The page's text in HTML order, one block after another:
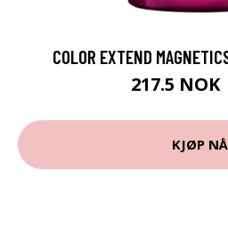
COLOR EXTEND
217.5 NOK
KJØP NÅ